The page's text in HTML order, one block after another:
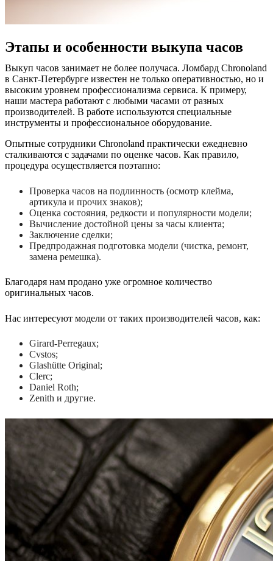
Этапы и особенности выкупа часов
Выкуп часов занимает не более получаса. Ломбард Chronoland
в Санкт-Петербурге известен не только оперативностью, но и
высоким уровнем профессионализма сервиса. К примеру,
наши мастера работают с любыми часами от разных
производителей. В работе используются специальные
инструменты и профессиональное оборудование.
Опытные сотрудники Chronoland практически ежедневно
сталкиваются с задачами по оценке часов. Как правило,
процедура осуществляется поэтапно:
Проверка часов на подлинность (осмотр клейма,
артикула и прочих знаков);
Оценка состояния, редкости и популярности модели;
Вычисление достойной цены за часы клиента;
Заключение сделки;
Предпродажная подготовка модели (чистка, ремонт,
замена ремешка).
Благодаря нам продано уже огромное количество
оригинальных часов.
Нас интересуют модели от таких производителей часов, как:
Girard-Perregaux;
Cvstos;
Glashütte Original;
Clerc;
Daniel Roth;
Zenith и другие.